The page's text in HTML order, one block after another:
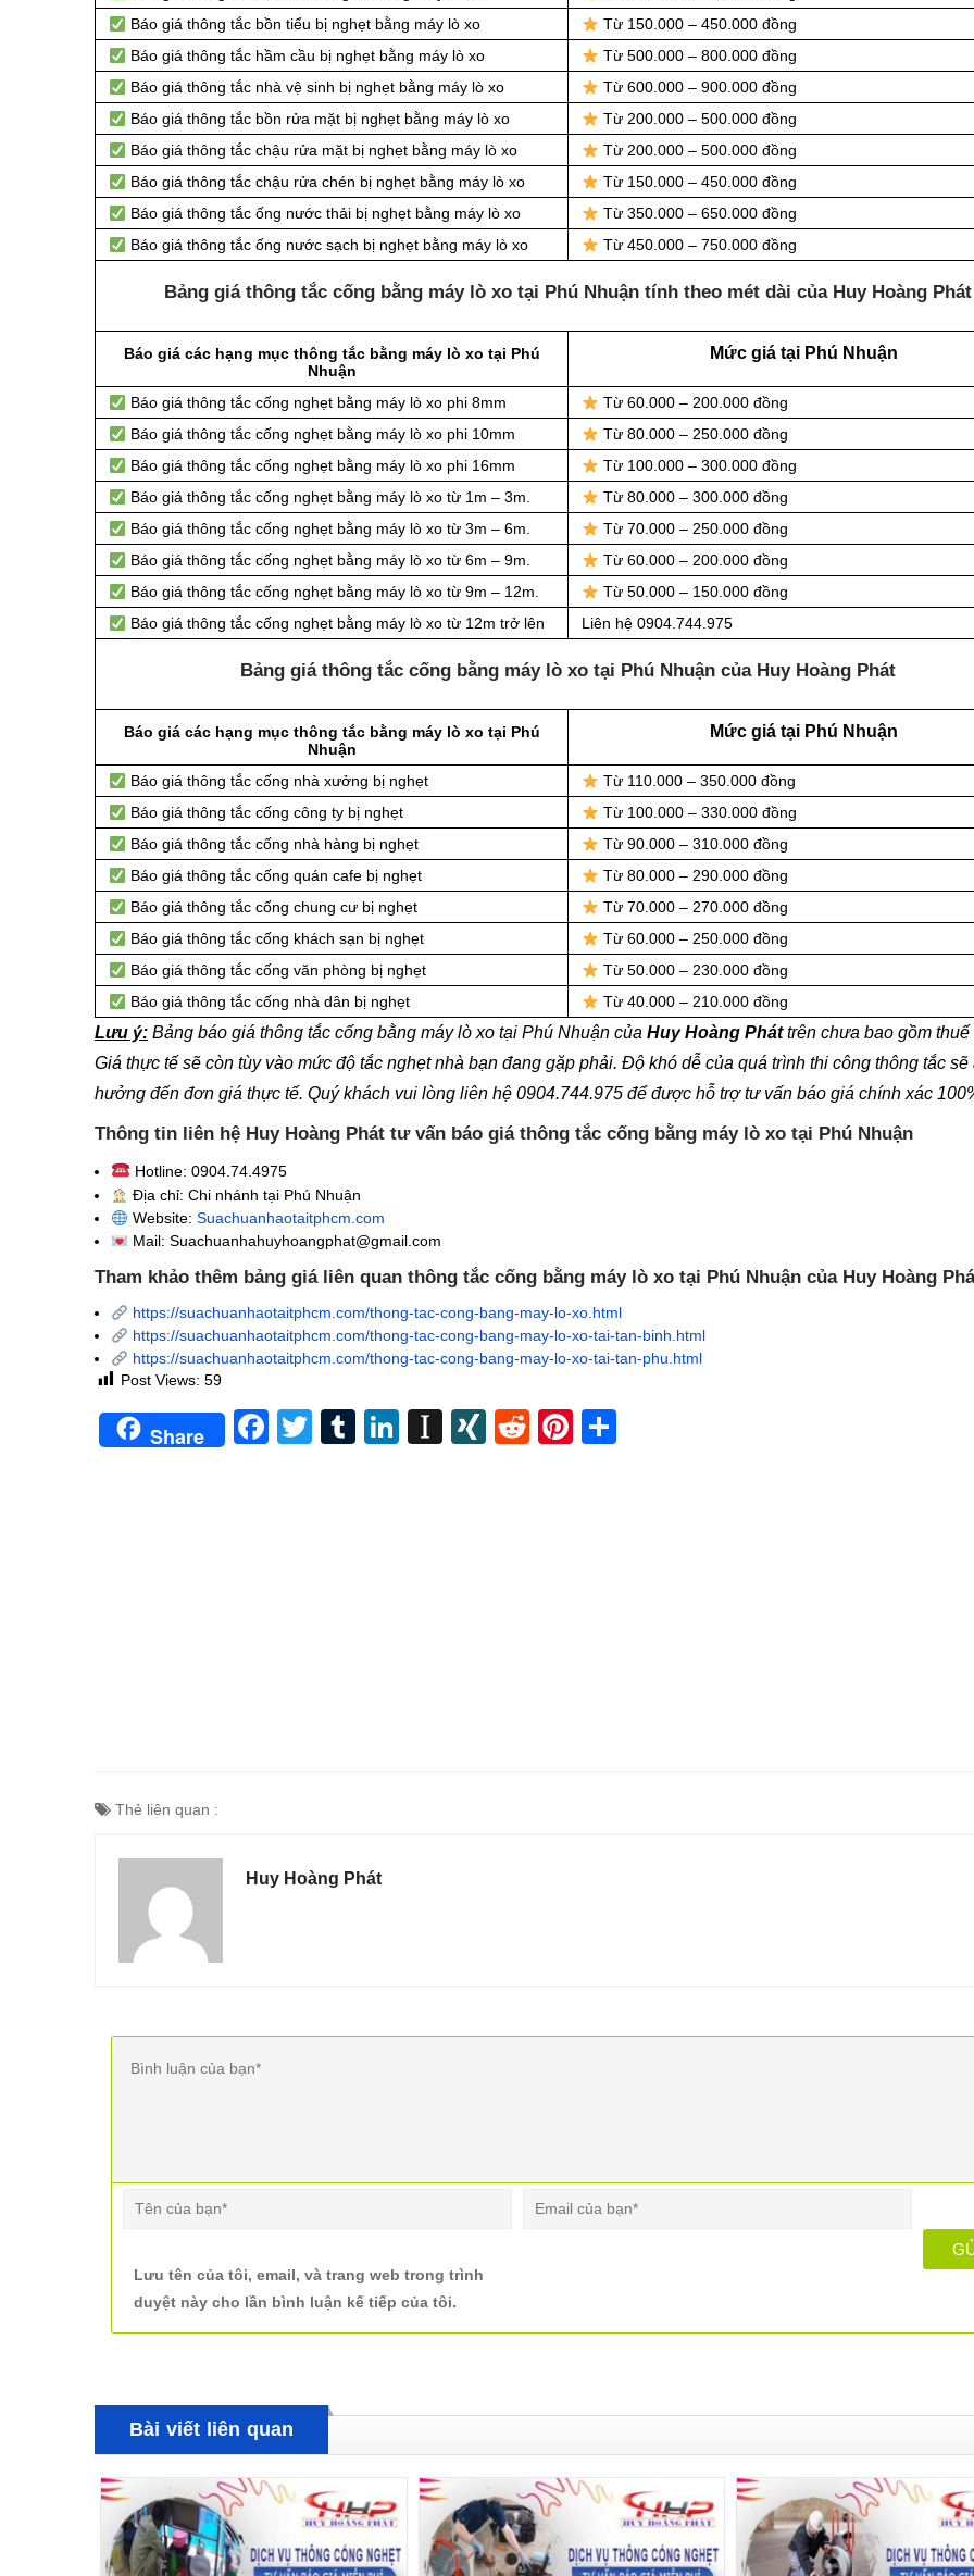
Báo giá thông tắc bồn tiểu bị nghẹt bằng máy lò xo
Từ 150.000 – 450.000 đồng
Báo giá thông tắc hầm cầu bị nghẹt bằng máy lò xo
Từ 500.000 – 800.000 đồng
Báo giá thông tắc nhà vệ sinh bị nghẹt bằng máy lò xo
Từ 600.000 – 900.000 đồng
Báo giá thông tắc bồn rửa mặt bị nghẹt bằng máy lò xo
Từ 200.000 – 500.000 đồng
Báo giá thông tắc chậu rửa mặt bị nghẹt bằng máy lò xo
Từ 200.000 – 500.000 đồng
Báo giá thông tắc chậu rửa chén bị nghẹt bằng máy lò xo
Từ 150.000 – 450.000 đồng
Báo giá thông tắc ống nước thải bị nghẹt bằng máy lò xo
Từ 350.000 – 650.000 đồng
Báo giá thông tắc ống nước sạch bị nghẹt bằng máy lò xo
Từ 450.000 – 750.000 đồng
Bảng giá thông tắc cống bằng máy lò xo tại Phú Nhuận tính theo mét dài của Huy Hoàng Phát
Báo giá các hạng mục thông tắc bằng máy lò xo tại Phú
Nhuận
Mức giá tại Phú Nhuận
Báo giá thông tắc cống nghẹt bằng máy lò xo phi 8mm
Từ 60.000 – 200.000 đồng
Báo giá thông tắc cống nghẹt bằng máy lò xo phi 10mm
Từ 80.000 – 250.000 đồng
Báo giá thông tắc cống nghẹt bằng máy lò xo phi 16mm
Từ 100.000 – 300.000 đồng
Báo giá thông tắc cống nghẹt bằng máy lò xo từ 1m – 3m.
Từ 80.000 – 300.000 đồng
Báo giá thông tắc cống nghẹt bằng máy lò xo từ 3m – 6m.
Từ 70.000 – 250.000 đồng
Báo giá thông tắc cống nghẹt bằng máy lò xo từ 6m – 9m.
Từ 60.000 – 200.000 đồng
Báo giá thông tắc cống nghẹt bằng máy lò xo từ 9m – 12m.
Từ 50.000 – 150.000 đồng
Báo giá thông tắc cống nghẹt bằng máy lò xo từ 12m trở lên Liên hệ 0904.744.975
Bảng giá thông tắc cống bằng máy lò xo tại Phú Nhuận của Huy Hoàng Phát
Báo giá các hạng mục thông tắc bằng máy lò xo tại Phú
Nhuận
Mức giá tại Phú Nhuận
Báo giá thông tắc cống nhà xưởng bị nghẹt
Từ 110.000 – 350.000 đồng
Báo giá thông tắc cống công ty bị nghẹt
Từ 100.000 – 330.000 đồng
Báo giá thông tắc cống nhà hàng bị nghẹt
Từ 90.000 – 310.000 đồng
Báo giá thông tắc cống quán cafe bị nghẹt
Từ 80.000 – 290.000 đồng
Báo giá thông tắc cống chung cư bị nghẹt
Từ 70.000 – 270.000 đồng
Báo giá thông tắc cống khách sạn bị nghẹt
Từ 60.000 – 250.000 đồng
Báo giá thông tắc cống văn phòng bị nghẹt
Từ 50.000 – 230.000 đồng
Báo giá thông tắc cống nhà dân bị nghẹt
Từ 40.000 – 210.000 đồng
Lưu ý: Bảng báo giá thông tắc cống bằng máy lò xo tại Phú Nhuận của Huy Hoàng Pháttrên chưa bao gồm thuế
Giá thực tế sẽ còn tùy vào mức độ tắc nghẹt nhà bạn đang gặp phải. Độ khó dễ của quá trình thi công thông tắc sẽ
hưởng đến đơn giá thực tế. Quý khách vui lòng liên hệ 0904.744.975 để được hỗ trợ tư vấn báo giá chính xác
Thông tin liên hệ Huy Hoàng Phát tư vấn báo giá thông tắc cống bằng máy lò xo tại Phú Nhuận
Hotline: 0904.74.4975
Địa chỉ: Chi nhánh tại Phú Nhuận
Website: Suachuanhaotaitphcm.com
Mail: Suachuanhahuyhoangphat@gmail.com
Tham khảo thêm bảng giá liên quan thông tắc cống bằng máy lò xo tại Phú Nhuận của Huy Hoàng
https://suachuanhaotaitphcm.com/thong-tac-cong-bang-may-lo-xo.html
https://suachuanhaotaitphcm.com/thong-tac-cong-bang-may-lo-xo-tai-tan-binh.html
https://suachuanhaotaitphcm.com/thong-tac-cong-bang-may-lo-xo-tai-tan-phu.html
Post Views: 59
Share Facebook
TwitterTumblrLinkedIn
Instapaper
XINGRedditPinterest
Thẻ liên quan :
Huy Hoàng Phát
Lưu tên của tôi, email, và trang web trong trình
duyệt này cho lần bình luận kế tiếp của tôi.
Bài viết liên quan